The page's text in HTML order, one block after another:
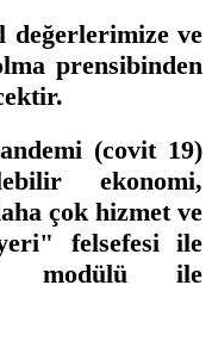
değerlerimize ve
prensibinden
(covit 19)
ekonomi,
çok hizmet ve
felsefesi ile
modülü ile